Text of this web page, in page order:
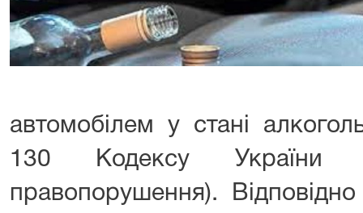
автомобілем у стані
130 Кодексу України
правопорушення).